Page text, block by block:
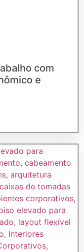
com
e